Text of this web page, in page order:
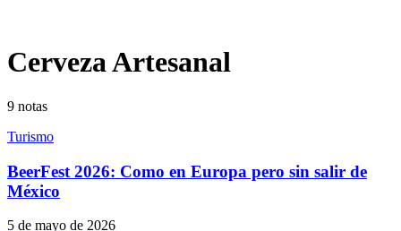
Cerveza Artesanal
9 notas
Turismo
BeerFest 2026: Como en Europa pero sin salir de
México
5 de mayo de 2026